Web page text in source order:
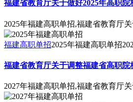
福建省教育厅关于做好2025年高职
2025年福建高职单招,福建省教育厅
福建高职单招2025年福建高职单招
福建省教育厅关于调整福建省高职
2027年福建高职单招,福建省教育厅